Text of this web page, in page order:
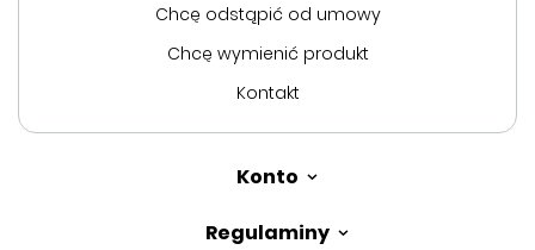
Chcę odstąpić od umowy
Chcę wymienić produkt
Kontakt
Konto
Regulaminy